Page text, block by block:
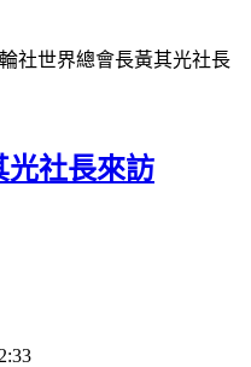
社世界總會長黃其光社長
光社長來訪